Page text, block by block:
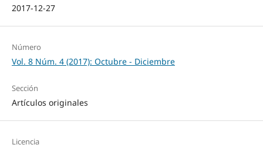
2017-12-27
Número
Vol. 8 Núm. 4 (2017): Octubre - Diciembre
Sección
Artículos originales
Licencia